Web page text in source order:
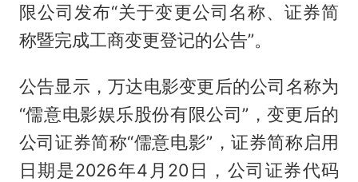
限公司发布“关于变更公司名称、证券简
称暨完成工商变更登记的公告”。
公告显示，万达电影变更后的公司名称为
“儒意电影娱乐股份有限公司”，变更后的
公司证券简称“儒意电影”，证券简称启用
日期是2026年4月20日，公司证券代码